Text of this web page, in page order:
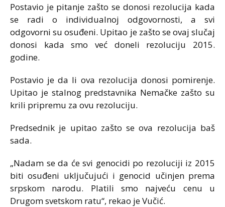
Postavio je pitanje zašto se donosi rezolucija kada
se radi o individualnoj odgovornosti, a svi
odgovorni su osuđeni. Upitao je zašto se ovaj slučaj
donosi kada smo već doneli rezoluciju 2015.
godine.
Postavio je da li ova rezolucija donosi pomirenje.
Upitao je stalnog predstavnika Nemačke zašto su
krili pripremu za ovu rezoluciju.
Predsednik je upitao zašto se ova rezolucija baš
sada.
„Nadam se da će svi genocidi po rezoluciji iz 2015
biti osuđeni uključujući i genocid učinjen prema
srpskom narodu. Platili smo najveću cenu u
Drugom svetskom ratu“, rekao je Vučić.